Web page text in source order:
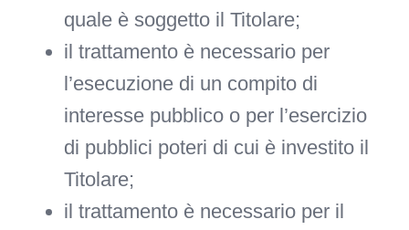
quale è soggetto il Titolare;
il trattamento è necessario per
l’esecuzione di un compito di
interesse pubblico o per l’esercizio
di pubblici poteri di cui è investito il
Titolare;
il trattamento è necessario per il